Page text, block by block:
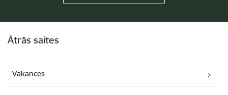
Ātrās saites
Vakances